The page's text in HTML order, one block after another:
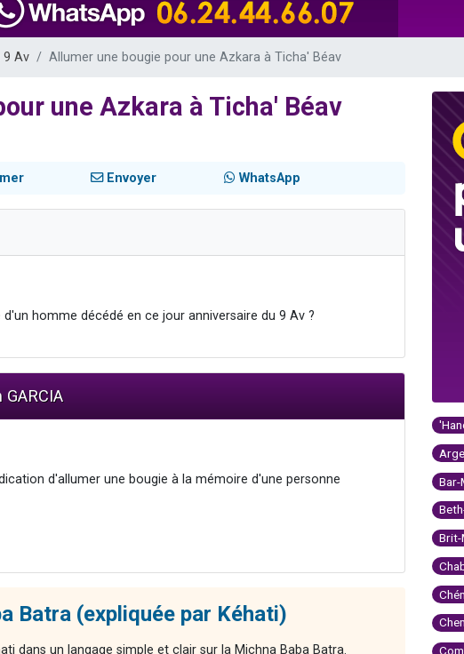
viennent de nous rejoindre sur WhatsApp
9 Av Allumer une bougie pour une Azkara à Ticha' Béav
une Azkara à Ticha' Béav
Envoyer WhatsApp
homme décédé en ce jour anniversaire du 9 Av ?
d'allumer une bougie à la mémoire d'une personne
Batra (expliquée par Kéhati)
dans un langage simple et clair sur la Michna Baba Batra.
Bar-
Brit-